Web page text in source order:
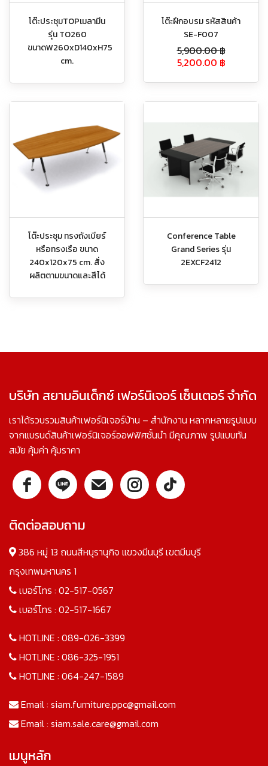
โต๊ะประชุมTOPเมลามีน
รุ่น TO260
ขนาดW260xD140xH75
cm.
โต๊ะฝึกอบรม รหัสสินค้า
SE-F007
5,900.00฿
5,200.00 ฿
โต๊ะประชุม ทรงถังเบียร์
หรือทรงเรือ ขนาด
240x120x75 cm. สั่ง
ผลิตตามขนาดและสีได้
Conference Table
Grand Series รุ่น
2EXCF2412
บริษัท สยามอินเด็กซ์ เฟอร์นิเจอร์ เซ็นเตอร์ จำกัด
เราได้รวบรวมสินค้าเฟอร์นิเจอร์บ้าน – สำนักงาน หลากหลายรูปแบบ
จากแบรนด์สินค้าเฟอร์นิเจอร์ออฟฟิศชั้นนำ มีคุณภาพ รูปแบบทัน
สมัย คุ้มค่า คุ้มราคา
ติดต่อสอบถาม
386 หมู่ 13 ถนนสีหบุรานุกิจ แขวงมีนบุรี เขตมีนบุรี
กรุงเทพมหานคร 1
เบอร์โทร : 02-517-0567
เบอร์โทร : 02-517-1667
HOTLINE : 089-026-3399
HOTLINE : 086-325-1951
HOTLINE : 064-247-1589
Email : siam.furniture.ppc@gmail.com
Email : siam.sale.care@gmail.com
เมนูหลัก